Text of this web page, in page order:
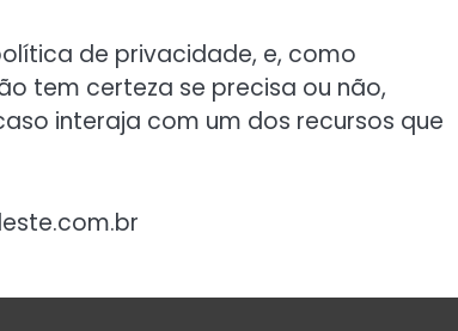
de privacidade, e, como
tem certeza se precisa ou não,
interaja com um dos recursos que